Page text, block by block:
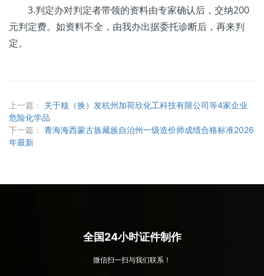
3.判定办对判定者带领的资料由专家确认后，交纳200
元判定费。如资料不全，由我办出据委托诊断后，再来判
定。
上一篇：
关于核（换）发杭州加荷欣化工科技有限公司等4家企业
危险化学品
下一篇： 青海海西蒙古族藏族自治州一级造价师成绩合格标准2026
年最新
全国24小时证件制作
微信扫一扫与我们联系！